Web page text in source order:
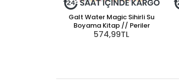
Galt Water Magic Sihirli Su
Boyama Kitap // Periler
574,99TL